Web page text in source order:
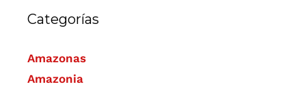
Categorías
Amazonas
Amazonia